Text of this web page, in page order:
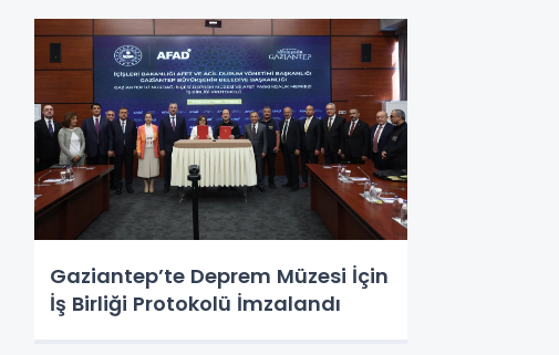
Gaziantep’te Deprem Müzesi İçin
İş Birliği Protokolü İmzalandı